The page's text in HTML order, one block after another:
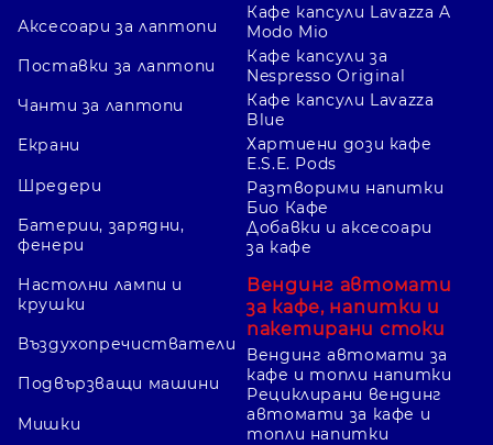
Аксесоари за лаптопи
Поставки за лаптопи
Чанти за лаптопи
Екрани
Шредери
Батерии, зарядни,
фенери
Настолни лампи и
крушки
Въздухопречистватели
Подвързващи машини
Мишки
Кафе капсули Lavazza A
Modo Mio
Кафе капсули за
Nespresso Original
Кафе капсули Lavazza
Blue
Хартиени дози кафе
E.S.E. Pods
Разтворими напитки
Био Кафе
Добавки и аксесоари
за кафе
Вендинг автомати
за кафе, напитки и
пакетирани стоки
Вендинг автомати за
кафе и топли напитки
Рециклирани вендинг
автомати за кафе и
топли напитки